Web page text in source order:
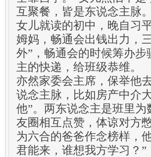
互聚餐，皆是东说念主脉。
女儿就读的初中，晚自习
姆妈，畅通会出钱出力，
外”，畅通会的时候筹办
主的快递，给班级恭维。
亦然家委会主席，保举他
说念主脉，比如房产中介
他”。两东说念主是班里
友圈相互点赞，体谅对
为六合的爸爸作念榜样
君能来，谁想我方学习？”